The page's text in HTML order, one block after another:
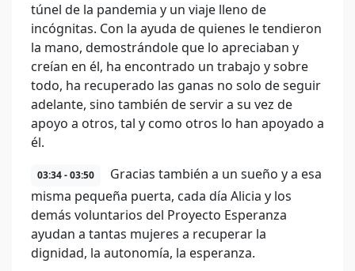
túnel de la pandemia y un viaje lleno de
incógnitas. Con la ayuda de quienes le tendieron
la mano, demostrándole que lo apreciaban y
creían en él, ha encontrado un trabajo y sobre
todo, ha recuperado las ganas no solo de seguir
adelante, sino también de servir a su vez de
apoyo a otros, tal y como otros lo han apoyado a
él.
03:34 - 03:50
Gracias también a un sueño y a esa
misma pequeña puerta, cada día Alicia y los
demás voluntarios del Proyecto Esperanza
ayudan a tantas mujeres a recuperar la
dignidad, la autonomía, la esperanza.